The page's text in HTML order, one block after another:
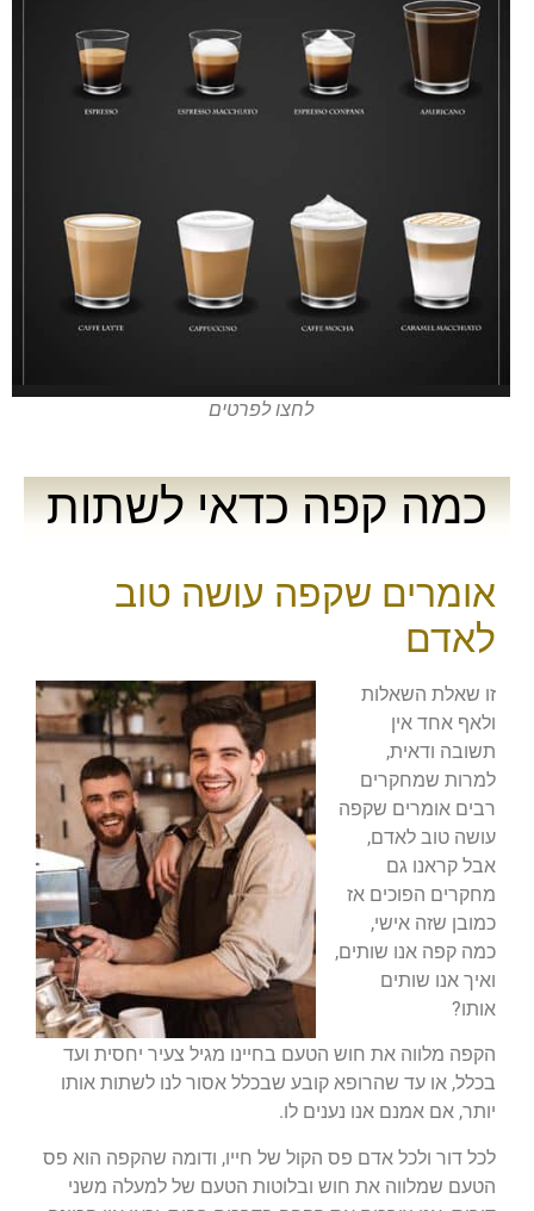
לחצו לפרטים
כמה קפה כדאי לשתות
אומרים שקפה עושה טוב
לאדם
זו שאלת השאלות
ולאף אחד אין
תשובה ודאית,
למרות שמחקרים
רבים אומרים שקפה
עושה טוב לאדם,
אבל קראנו גם
מחקרים הפוכים אז
כמובן שזה אישי,
כמה קפה אנו שותים,
ואיך אנו שותים
אותו?
הקפה מלווה את חוש הטעם בחיינו מגיל צעיר יחסית ועד
בכלל, או עד שהרופא קובע שבכלל אסור לנו לשתות אותו
יותר, אם אמנם אנו נענים לו.
לכל דור ולכל אדם פס הקול של חייו, ודומה שהקפה הוא פס
הטעם שמלווה את חוש ובלוטות הטעם של למעלה משני